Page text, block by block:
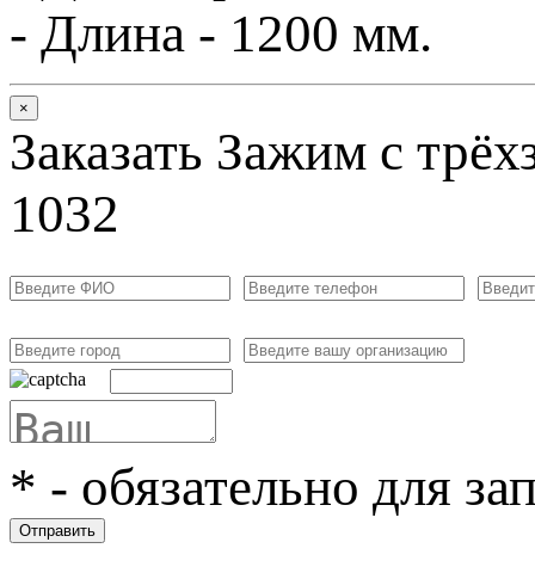
- Длина - 1200 мм.
×
Заказать Зажим с
1032
* - обязательно для
Отправить